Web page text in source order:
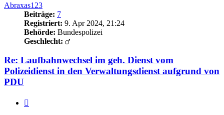
Abraxas123
Beiträge: 7
Registriert: 9. Apr 2024, 21:24
Behörde: Bundespolizei
Geschlecht:
Re: Laufbahnwechsel im geh. Dienst vom
Polizeidienst in den Verwaltungsdienst aufgrund von
PDU